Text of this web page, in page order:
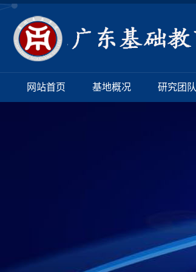
网站首页 基地概况 研究团队